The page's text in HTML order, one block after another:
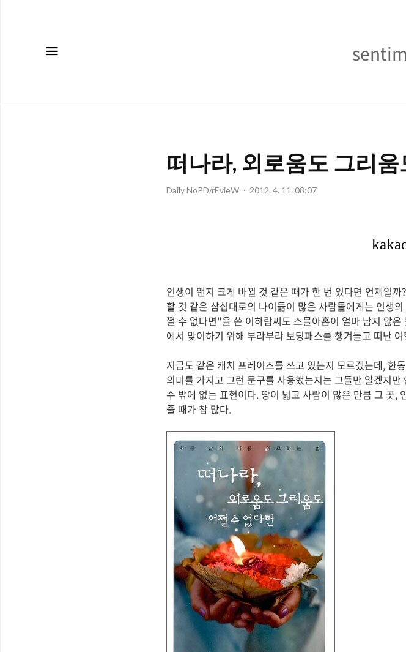
떠나라, 외로움도 그리
Daily NoPD/rEvieW 2012. 4. 11. 08:07
인생이 왠지 크게 바뀔 것 같은 때가 한 번 있다면 언제일
할 것 같은 삼십대로의 나이듦이 많은 사람들에게는 인생
쩔 수 없다면"을 쓴 이하람씨도 스믈아홉이 얼마 남지 않
에서 맞이하기 위해 부랴부랴 보딩패스를 챙겨들고 떠난
지금도 같은 캐치 프레이즈를 쓰고 있는지 모르겠는데,
의미를 가지고 그런 문구를 사용했는지는 그들만 알겠지
수 밖에 없는 표현이다. 땅이 넓고 사람이 많은 만큼 그 곳,
줄 때가 참 많다.